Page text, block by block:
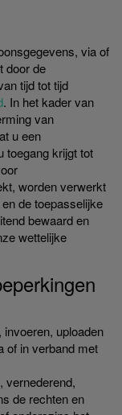
via of
door de
tijd tot tijd
. In het kader van
van
u een
toegang krijgt tot
worden verwerkt
de toepasselijke
bewaard en
wettelijke
uploaden
of in verband met
vernederend,
de rechten en